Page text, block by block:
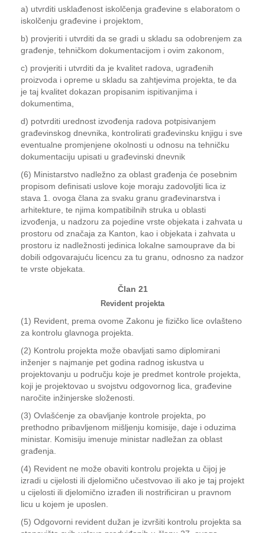
a) utvrditi usklađenost iskolčenja građevine s elaboratom o
iskolčenju građevine i projektom,
b) provjeriti i utvrditi da se gradi u skladu sa odobrenjem za
građenje, tehničkom dokumentacijom i ovim zakonom,
c) provjeriti i utvrditi da je kvalitet radova, ugrađenih
proizvoda i opreme u skladu sa zahtjevima projekta, te da
je taj kvalitet dokazan propisanim ispitivanjima i
dokumentima,
d) potvrditi urednost izvođenja radova potpisivanjem
građevinskog dnevnika, kontrolirati građevinsku knjigu i sve
eventualne promjenjene okolnosti u odnosu na tehničku
dokumentaciju upisati u građevinski dnevnik
(6) Ministarstvo nadležno za oblast građenja će posebnim
propisom definisati uslove koje moraju zadovoljiti lica iz
stava 1. ovoga člana za svaku granu građevinarstva i
arhitekture, te njima kompatibilnih struka u oblasti
izvođenja, u nadzoru za pojedine vrste objekata i zahvata u
prostoru od značaja za Kanton, kao i objekata i zahvata u
prostoru iz nadležnosti jedinica lokalne samouprave da bi
dobili odgovarajuću licencu za tu granu, odnosno za nadzor
te vrste objekata.
Član 21
Revident projekta
(1) Revident, prema ovome Zakonu je fizičko lice ovlašteno
za kontrolu glavnoga projekta.
(2) Kontrolu projekta može obavljati samo diplomirani
inženjer s najmanje pet godina radnog iskustva u
projektovanju u području koje je predmet kontrole projekta,
koji je projektovao u svojstvu odgovornog lica, građevine
naročite inžinjerske složenosti.
(3) Ovlašćenje za obavljanje kontrole projekta, po
prethodno pribavljenom mišljenju komisije, daje i oduzima
ministar. Komisiju imenuje ministar nadležan za oblast
građenja.
(4) Revident ne može obaviti kontrolu projekta u čijoj je
izradi u cijelosti ili djelomično učestvovao ili ako je taj projekt
u cijelosti ili djelomično izrađen ili nostrificiran u pravnom
licu u kojem je uposlen.
(5) Odgovorni revident dužan je izvršiti kontrolu projekta sa